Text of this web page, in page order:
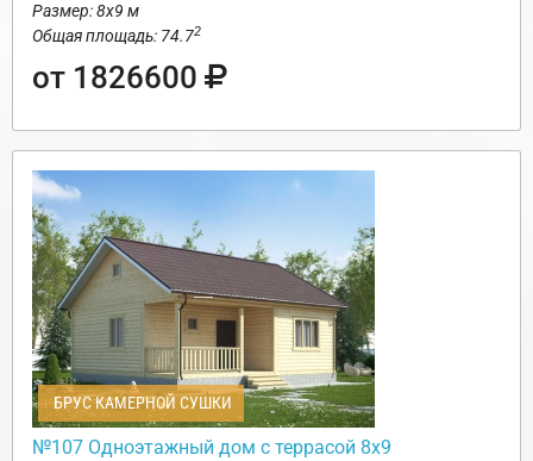
Размер: 8х9 м
Общая площадь: 74.72
от 1826600
БРУС КАМЕРНОЙ СУШКИ
№107 Одноэтажный дом с террасой 8х9